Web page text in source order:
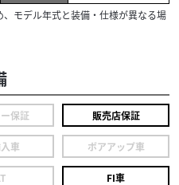
モデル年式と装備・仕様が異なる場
保証 販売店保証
車 ボアアップ車
FI車